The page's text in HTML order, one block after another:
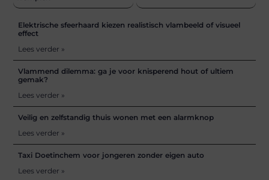
Elektrische sfeerhaard kiezen realistisch vlambeeld of visueel
effect
Lees verder »
Vlammend dilemma: ga je voor knisperend hout of ultiem
gemak?
Lees verder »
Veilig en zelfstandig thuis wonen met een alarmknop
Lees verder »
Taxi Doetinchem voor jongeren zonder eigen auto
Lees verder »